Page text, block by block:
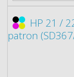
HP 21 /
patron